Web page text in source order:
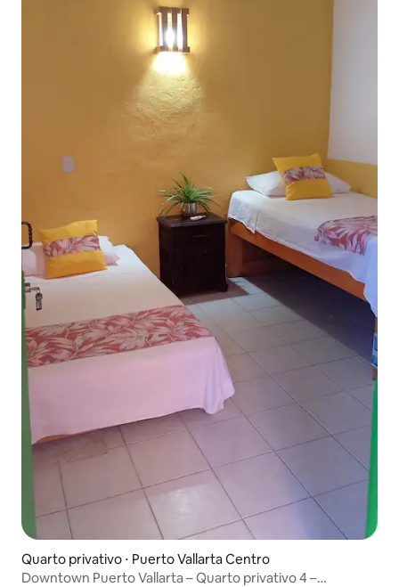
Quarto privativo ⋅ Puerto Vallarta Centro
Downtown Puerto Vallarta – Quarto privativo 4 –